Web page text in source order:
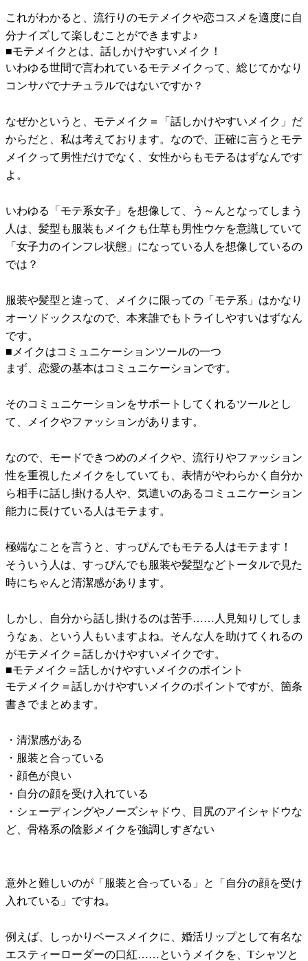
これがわかると、流行りのモテメイクや恋コスメを適度に自
分ナイズして楽しむことができますよ♪
■モテメイクとは、話しかけやすいメイク！
いわゆる世間で言われているモテメイクって、総じてかなり
コンサバでナチュラルではないですか？
なぜかというと、モテメイク＝「話しかけやすいメイク」だ
からだと、私は考えております。なので、正確に言うとモテ
メイクって男性だけでなく、女性からもモテるはずなんです
よ。
いわゆる「モテ系女子」を想像して、う～んとなってしまう
人は、髪型も服装もメイクも仕草も男性ウケを意識していて
「女子力のインフレ状態」になっている人を想像しているの
では？
服装や髪型と違って、メイクに限っての「モテ系」はかなり
オーソドックスなので、本来誰でもトライしやすいはずなん
です。
■メイクはコミュニケーションツールの一つ
まず、恋愛の基本はコミュニケーションです。
そのコミュニケーションをサポートしてくれるツールとし
て、メイクやファッションがあります。
なので、モードできつめのメイクや、流行りやファッション
性を重視したメイクをしていても、表情がやわらかく自分か
ら相手に話し掛ける人や、気遣いのあるコミュニケーション
能力に長けている人はモテます。
極端なことを言うと、すっぴんでもモテる人はモテます！
そういう人は、すっぴんでも服装や髪型などトータルで見た
時にちゃんと清潔感があります。
しかし、自分から話し掛けるのは苦手……人見知りしてしま
うなぁ、という人もいますよね。そんな人を助けてくれるの
がモテメイク＝話しかけやすいメイクです。
■モテメイク＝話しかけやすいメイクのポイント
モテメイク＝話しかけやすいメイクのポイントですが、箇条
書きでまとめます。
・清潔感がある
・服装と合っている
・顔色が良い
・自分の顔を受け入れている
・シェーディングやノーズシャドウ、目尻のアイシャドウな
ど、骨格系の陰影メイクを強調しすぎない
意外と難しいのが「服装と合っている」と「自分の顔を受け
入れている」ですね。
例えば、しっかりベースメイクに、婚活リップとして有名な
エスティーローダーの口紅……というメイクを、Tシャツと